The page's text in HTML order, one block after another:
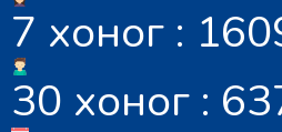
7 хоног :
30 хоног :